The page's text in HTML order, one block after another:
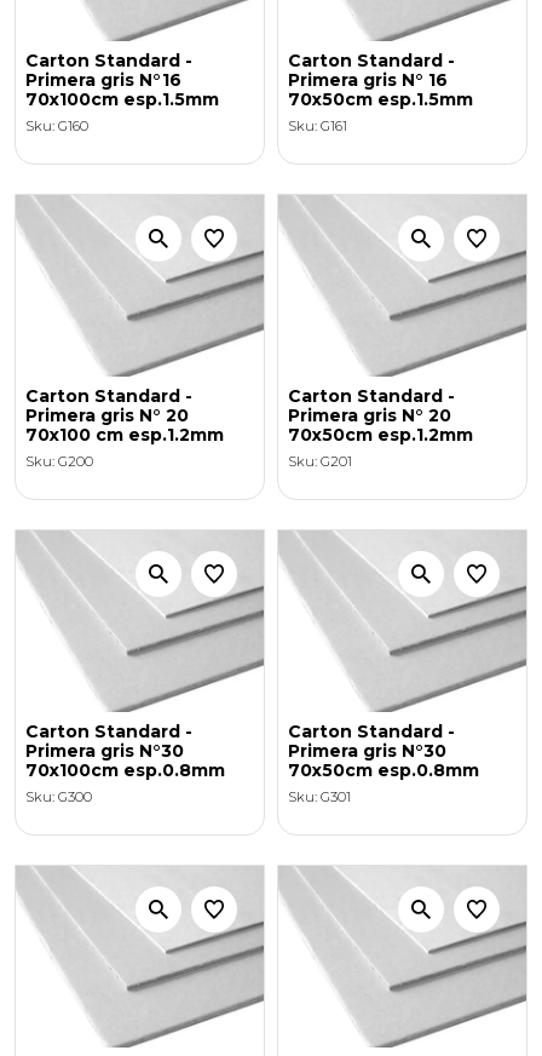
Carton Standard -
Primera gris N°16
70x100cm esp.1.5mm
Sku: G160
Carton Standard -
Primera gris N° 16
70x50cm esp.1.5mm
Sku: G161
Carton Standard -
Primera gris N° 20
70x100 cm esp.1.2mm
Sku: G200
Carton Standard -
Primera gris N° 20
70x50cm esp.1.2mm
Sku: G201
Carton Standard -
Primera gris N°30
70x100cm esp.0.8mm
Sku: G300
Carton Standard -
Primera gris N°30
70x50cm esp.0.8mm
Sku: G301